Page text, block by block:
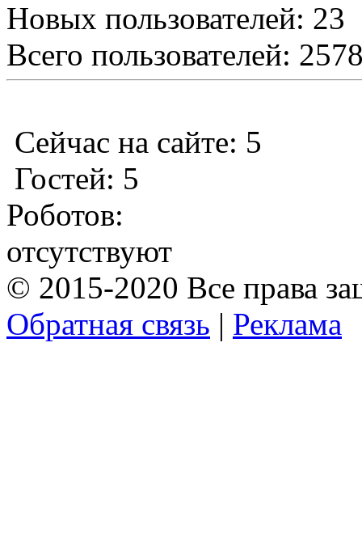
Новых пользователей: 23
Всего пользователей:
Сейчас на сайте: 5
Гостей: 5
Роботов:
отсутствуют
© 2015-2020 Все права
Обратная связь | Реклама